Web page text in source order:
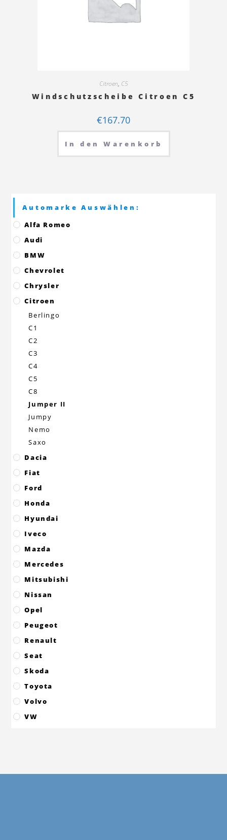
Citroen, C5
Windschutzscheibe Citroen C5
€167.70
In den Warenkorb
Automarke Auswählen:
Alfa Romeo
Audi
BMW
Chevrolet
Chrysler
Citroen
Berlingo
C1
C2
C3
C4
C5
C8
Jumper II
Jumpy
Nemo
Saxo
Dacia
Fiat
Ford
Honda
Hyundai
Iveco
Mazda
Mercedes
Mitsubishi
Nissan
Opel
Peugeot
Renault
Seat
Skoda
Toyota
Volvo
VW